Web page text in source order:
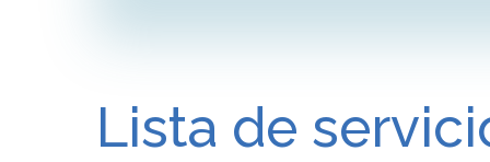
Lista de